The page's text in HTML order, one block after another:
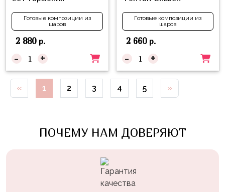
Готовые композиции из
шаров
2 880р.
- +
Готовые композиции из
шаров
2 660р.
- +
« 1 2 3 4 5 »
ПОЧЕМУ НАМ ДОВЕРЯЮТ
Тема
Звёздные
Трансформеры
Фрукты